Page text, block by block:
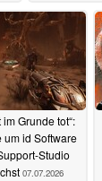
im Grunde tot“:
um id Software
Studio
07.07.2026